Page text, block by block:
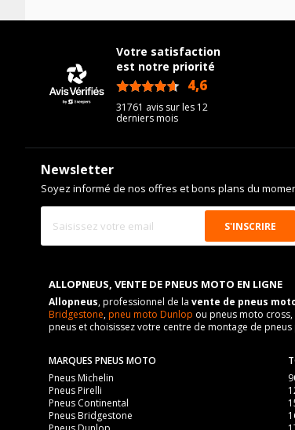
Votre satisfaction
est notre priorité
4,6
31761 avis sur les 12
derniers mois
Newsletter
Soyez informé de nos offres et bons plans du
ALLOPNEUS, VENTE DE PNEUS MOTO EN LIGNE
Allopneus, professionnel de la vente de pneus
Bridgestone,pneu moto Dunlop ou pneus moto
pneus et choisissez votre centre de montage de pneus
MARQUES PNEUS MOTO
Pneus Michelin
Pneus Pirelli
Pneus Continental
Pneus Bridgestone